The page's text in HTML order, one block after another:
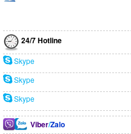
24/7 Hotline
Skype
Skype
Skype
Viber/Zalo